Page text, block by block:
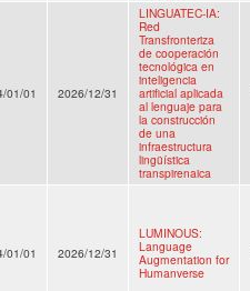
01/01 2026/12/31
LINGUATEC-IA:
Red
Transfronteriza
de cooperación
tecnológica en
inteligencia
artificial aplicada
al lenguaje para
la construcción
de una
infraestructura
lingüística
transpirenaica
01/01 2026/12/31
LUMINOUS:
Language
Augmentation for
Humanverse